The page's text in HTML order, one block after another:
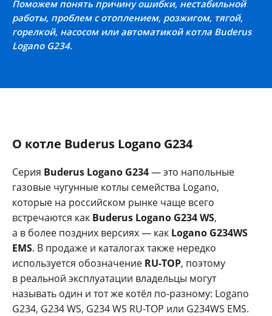
Поможем понять причину ошибки, нестабильной
работы, проблем с отоплением, розжигом, тягой,
горелкой, насосом или автоматикой котла Buderus
Logano G234.
О котле Buderus Logano G234
Серия Buderus Logano G234— это напольные
газовые чугунные котлы семейства Logano,
которые на российском рынке чаще всего
встречаются как Buderus Logano G234 WS,
а в более поздних версиях — как Logano G234WS
EMS. В продаже и каталогах также нередко
используется обозначение RU-TOP, поэтому
в реальной эксплуатации владельцы могут
называть один и тот же котёл по-разному: Logano
G234, G234 WS, G234 WS RU-TOP или G234WS EMS.